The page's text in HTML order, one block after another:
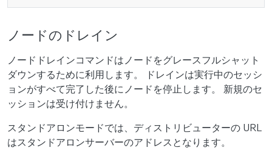
ノードのドレイン
ノードドレインコマンドはノードをグレースフルシャット
ダウンするために利用します。 ドレインは実行中のセッシ
ョンがすべて完了した後にノードを停止します。 新規のセ
ッションは受け付けません。
スタンドアロンモードでは、ディストリビューターの URL
はスタンドアロンサーバーのアドレスとなります。